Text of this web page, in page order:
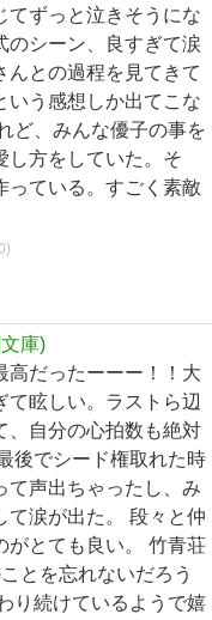
てずっと泣きそうにな
のシーン、良すぎて涙
んとの過程を見てきて
いう感想しか出てこな
ど、みんな優子の事を
し方をしていた。そ
っている。すごく素敵
)
庫)
高だったーーー！！大
眩しい。ラストら辺
、自分の心拍数も絶対
後でシード権取れた時
て声出ちゃったし、み
て涙が出た。 段々と仲
がとても良い。 竹青荘
とを忘れないだろう
り続けているようで嬉